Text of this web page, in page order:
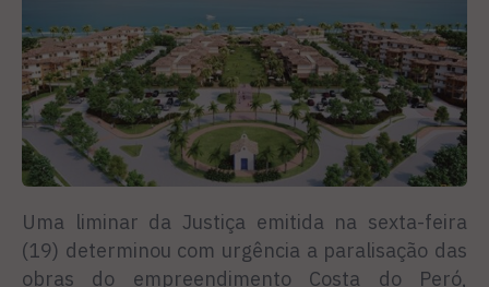
Uma liminar da Justiça emitida na sexta-feira
(19) determinou com urgência a paralisação das
obras do empreendimento Costa do Peró,